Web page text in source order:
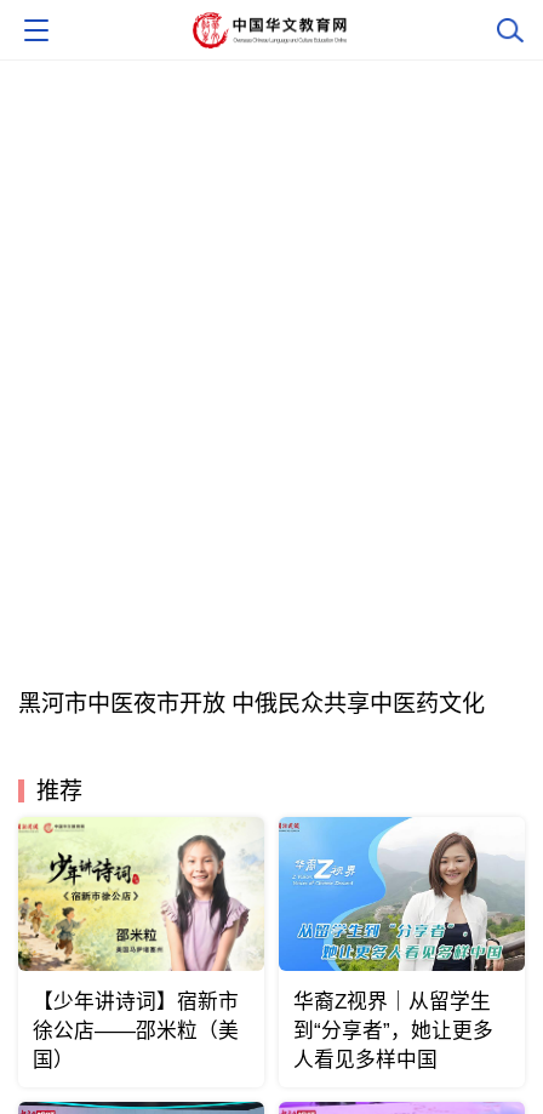
黑河市中医夜市开放 中俄民众共享中医药文化
推荐
【少年讲诗词】宿新市
徐公店——邵米粒（美
国）
华裔Z视界｜从留学生
到“分享者”，她让更多
人看见多样中国